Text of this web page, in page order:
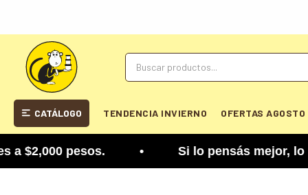
CATÁLOGO TENDENCIA INVIERNO OFERTAS
• Si lo pensás mejor, lo podés